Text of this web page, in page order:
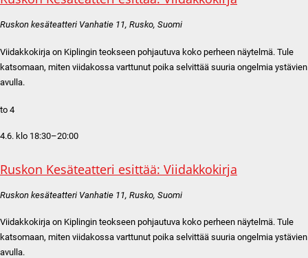
Ruskon kesäteatteri Vanhatie 11, Rusko, Suomi
Viidakkokirja on Kiplingin teokseen pohjautuva koko perheen näytelmä. Tule
katsomaan, miten viidakossa varttunut poika selvittää suuria ongelmia ystävien
avulla.
to 4
4.6. klo 18:30–20:00
Ruskon Kesäteatteri esittää: Viidakkokirja
Ruskon kesäteatteri Vanhatie 11, Rusko, Suomi
Viidakkokirja on Kiplingin teokseen pohjautuva koko perheen näytelmä. Tule
katsomaan, miten viidakossa varttunut poika selvittää suuria ongelmia ystävien
avulla.